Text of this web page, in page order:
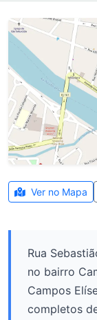
Ver no Mapa
Rua
no bairro
Campos
completos